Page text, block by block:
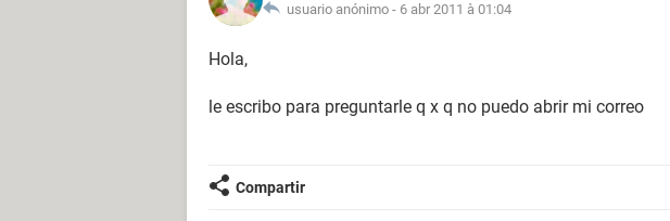
usuario anónimo - 6 abr 2011 à 01:04
Hola,
le escribo para preguntarle q x q no puedo abrir mi correo
Compartir